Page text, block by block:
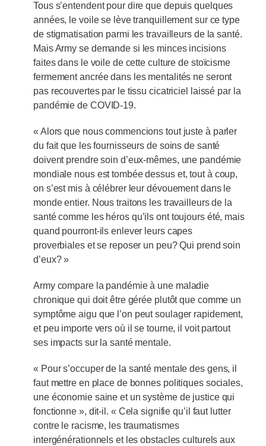
Tous s’entendent pour dire que depuis quelques
années, le voile se lève tranquillement sur ce type
de stigmatisation parmi les travailleurs de la santé.
Mais Army se demande si les minces incisions
faites dans le voile de cette culture de stoïcisme
fermement ancrée dans les mentalités ne seront
pas recouvertes par le tissu cicatriciel laissé par la
pandémie de COVID-19.
« Alors que nous commencions tout juste à parler
du fait que les fournisseurs de soins de santé
doivent prendre soin d’eux-mêmes, une pandémie
mondiale nous est tombée dessus et, tout à coup,
on s’est mis à célébrer leur dévouement dans le
monde entier. Nous traitons les travailleurs de la
santé comme les héros qu’ils ont toujours été, mais
quand pourront-ils enlever leurs capes
proverbiales et se reposer un peu? Qui prend soin
d’eux? »
Army compare la pandémie à une maladie
chronique qui doit être gérée plutôt que comme un
symptôme aigu que l’on peut soulager rapidement,
et peu importe vers où il se tourne, il voit partout
ses impacts sur la santé mentale.
« Pour s’occuper de la santé mentale des gens, il
faut mettre en place de bonnes politiques sociales,
une économie saine et un système de justice qui
fonctionne », dit-il. « Cela signifie qu’il faut lutter
contre le racisme, les traumatismes
intergénérationnels et les obstacles culturels aux